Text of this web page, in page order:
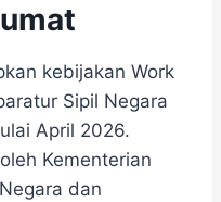
kebijakan Work
Sipil Negara
April 2026.
Kementerian
dan